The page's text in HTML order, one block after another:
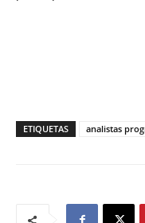
ETIQUETAS analistas